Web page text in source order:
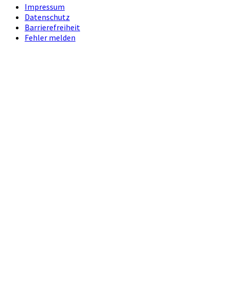
Impressum
Datenschutz
Barrierefreiheit
Fehler melden